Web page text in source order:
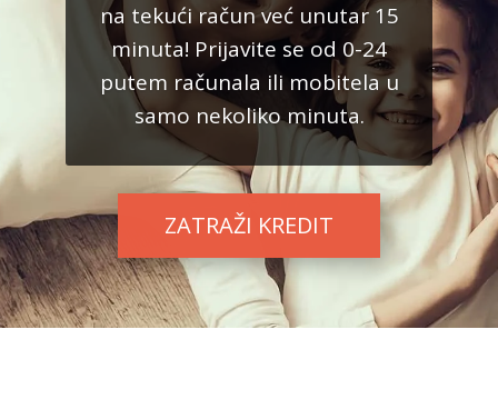
na tekući račun već unutar 15
minuta! Prijavite se od 0-24
putem računala ili mobitela u
samo nekoliko minuta.
ZATRAŽI KREDIT